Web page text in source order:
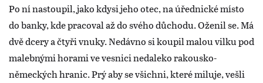
Po ní nastoupil, jako kdysi jeho otec, na úřednické místo
do banky, kde pracoval až do svého důchodu. Oženil se. Má
dvě dcery a čtyři vnuky. Nedávno si koupil malou vilku pod
malebnými horami ve vesnici nedaleko rakousko-
německých hranic. Prý aby se všichni, které miluje, vešli